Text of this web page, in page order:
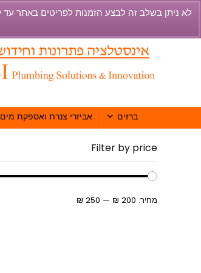
ברזים אביזרי צנרת ואספקת מים
Filter by price
מחיר: 200 ₪
—
250 ₪